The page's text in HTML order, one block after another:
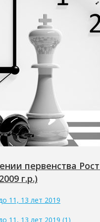
первенства
г.р.)
11, 13 лет 2019
11, 13 лет 2019 (1)